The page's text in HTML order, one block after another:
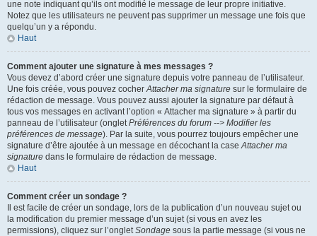
une note indiquant qu’ils ont modifié le message de leur propre initiative.
Notez que les utilisateurs ne peuvent pas supprimer un message une fois que
quelqu’un y a répondu.
Haut
Comment ajouter une signature à mes messages ?
Vous devez d’abord créer une signature depuis votre panneau de l’utilisateur.
Une fois créée, vous pouvez cocherAttacher ma signature sur le formulaire de
rédaction de message. Vous pouvez aussi ajouter la signature par défaut à
tous vos messages en activant l’option « Attacher ma signature » à partir du
panneau de l’utilisateur (ongletPréférences du forum --> Modifier les
préférences de message). Par la suite, vous pourrez toujours empêcher une
signature d’être ajoutée à un message en décochant la caseAttacher ma
signature dans le formulaire de rédaction de message.
Haut
Comment créer un sondage ?
Il est facile de créer un sondage, lors de la publication d’un nouveau sujet ou
la modification du premier message d’un sujet (si vous en avez les
permissions), cliquez sur l’ongletSondage sous la partie message (si vous ne